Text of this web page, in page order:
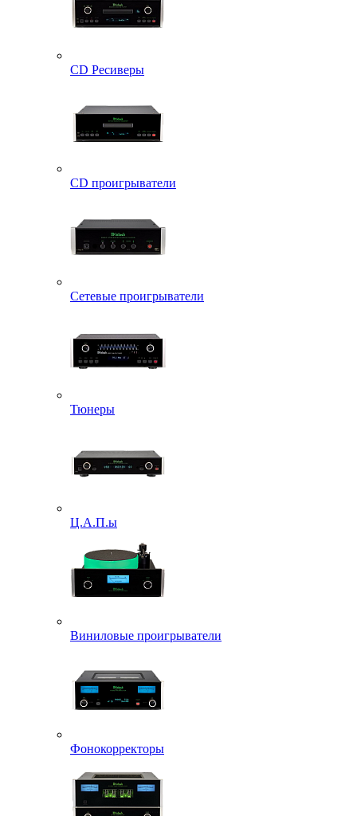
CD Ресиверы
CD проигрыватели
Сетевые проигрыватели
Тюнеры
Ц.А.П.ы
Виниловые проигрыватели
Фонокорректоры